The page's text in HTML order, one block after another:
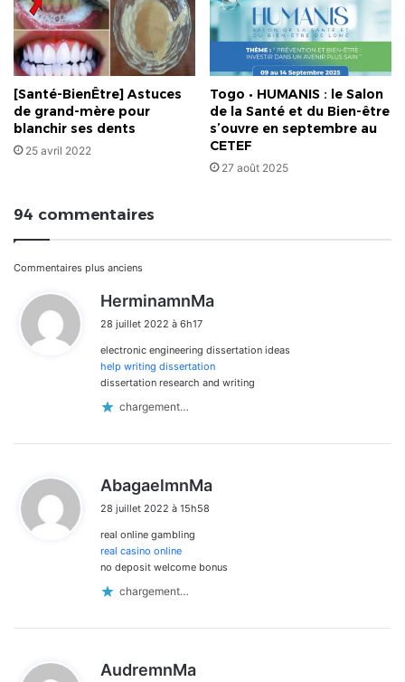
[Santé-BienÊtre] Astuces
de grand-mère pour
blanchir ses dents
25 avril 2022
Togo • HUMANIS : le Salon
de la Santé et du Bien-être
s’ouvre en septembre au
CETEF
27 août 2025
94 commentaires
Navigation
dans
les
commentaires
Commentaires plus anciens
HerminamnMa
:
28 juillet 2022 à 6h17
electronic engineering dissertation ideas
help writing dissertation
dissertation research and writing
chargement…
AbagaelmnMa
28 juillet 2022 à 15h58
real online gambling
real casino online
no deposit welcome bonus
chargement…
AudremnMa